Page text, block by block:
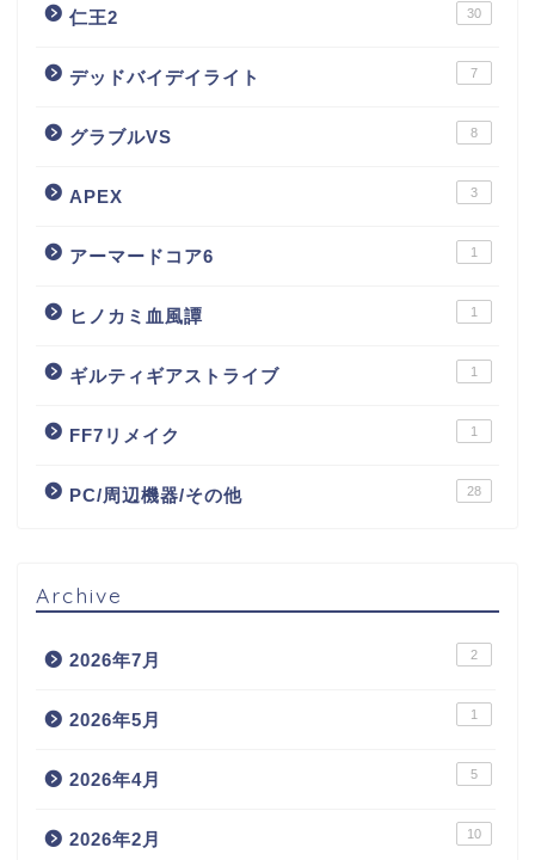
仁王2 30
デッドバイデイライト 7
グラブルVS 8
APEX 3
アーマードコア6 1
ヒノカミ血風譚 1
ギルティギアストライブ 1
FF7リメイク 1
PC/周辺機器/その他 28
Archive
2026年7月 2
2026年5月 1
2026年4月 5
2026年2月 10